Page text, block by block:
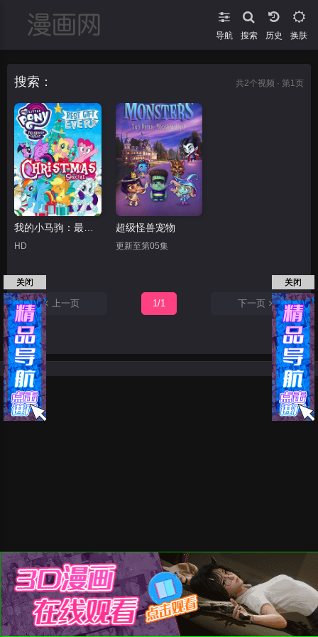
导航 搜索 换肤
搜索： 共2个视频 · 第1页
我的小马驹：最棒的礼物
HD
超级怪兽宠物
更新至第05集
上一页 1/1 下一页
关闭 关闭